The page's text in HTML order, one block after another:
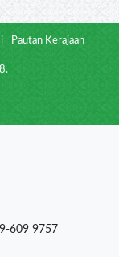
Pautan Kerajaan
609 9757